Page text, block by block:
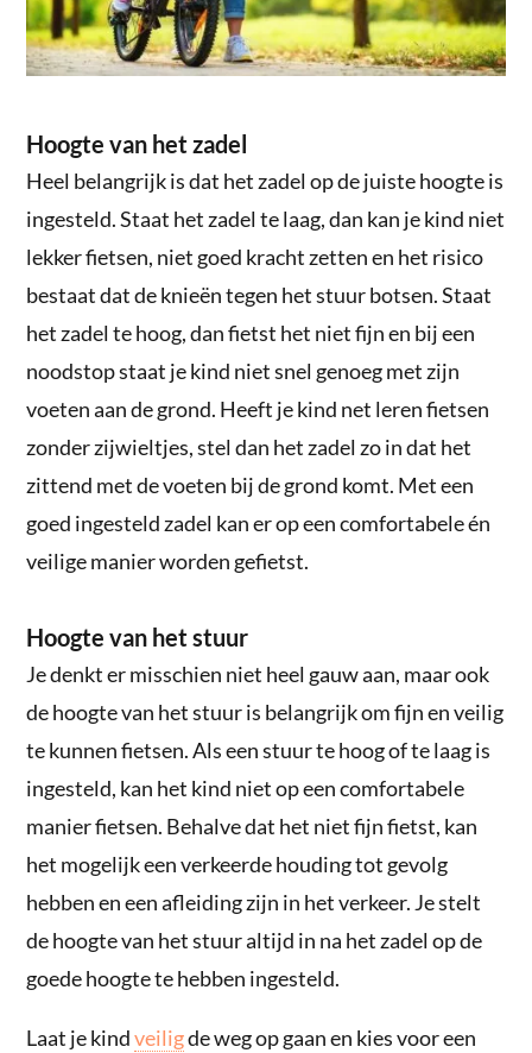
Hoogte van het zadel
Heel belangrijk is dat het zadel op de juiste hoogte is
ingesteld. Staat het zadel te laag, dan kan je kind niet
lekker fietsen, niet goed kracht zetten en het risico
bestaat dat de knieën tegen het stuur botsen. Staat
het zadel te hoog, dan fietst het niet fijn en bij een
noodstop staat je kind niet snel genoeg met zijn
voeten aan de grond. Heeft je kind net leren fietsen
zonder zijwieltjes, stel dan het zadel zo in dat het
zittend met de voeten bij de grond komt. Met een
goed ingesteld zadel kan er op een comfortabele én
veilige manier worden gefietst.
Hoogte van het stuur
Je denkt er misschien niet heel gauw aan, maar ook
de hoogte van het stuur is belangrijk om fijn en veilig
te kunnen fietsen. Als een stuur te hoog of te laag is
ingesteld, kan het kind niet op een comfortabele
manier fietsen. Behalve dat het niet fijn fietst, kan
het mogelijk een verkeerde houding tot gevolg
hebben en een afleiding zijn in het verkeer. Je stelt
de hoogte van het stuur altijd in na het zadel op de
goede hoogte te hebben ingesteld.
Laat je kindveiligde weg op gaan en kies voor een